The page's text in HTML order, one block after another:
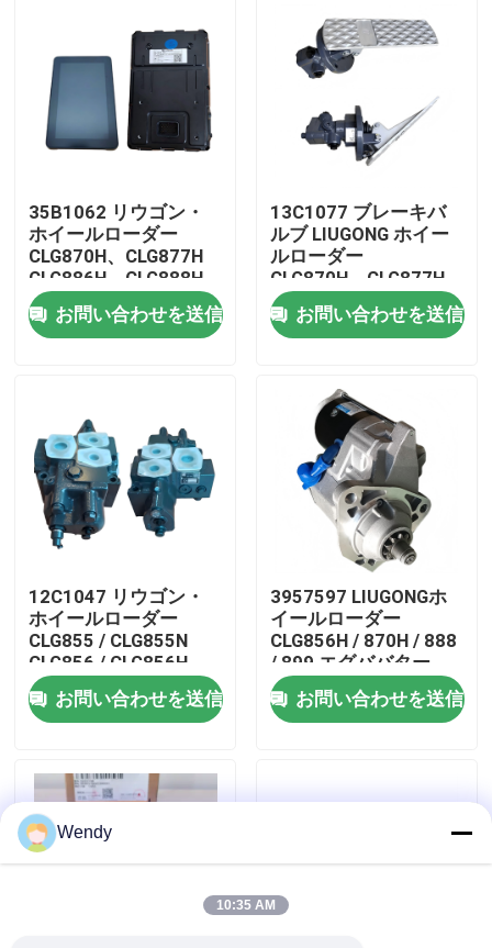
家
ビデオ
私達について
工場旅行
品質管理
私達に連絡しなさい
ニュース
場合
35B1062 リウゴン・
ホイールローダー
CLG870H、CLG877H
CLG886H、CLG888H
用の装置
お問い合わせを送信
13C1077 ブレーキバ
ルブ LIUGONG ホイー
ルローダー
CLG870H、CLG877H
CLG886H、CLG888H
お問い合わせを送信
12C1047 リウゴン・
ホイールローダー
CLG855 / CLG855N
CLG856 / CLG856H
CLG835 / CLG836用の
流量増幅バルブ
お問い合わせを送信
3957597 LIUGONGホ
イールローダー
CLG856H / 870H / 888
/ 899 エグババター
925D / 930D / 936D エ
ンジンQSC8.3 / ISC8
のためのモータースタ
お問い合わせを送信
Wendy
10:35 AM